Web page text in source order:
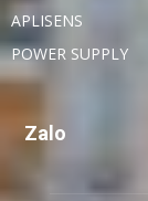
APLISENS
POWER SUPPLY
Zalo